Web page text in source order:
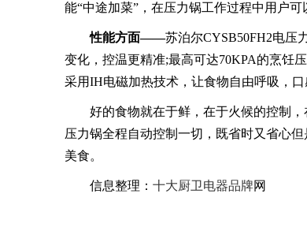
能“中途加菜”，在压力锅工作过程中用户
性能方面——苏泊尔CYSB50FH2电压
变化，控温更精准;最高可达70KPA的烹饪
采用IH电磁加热技术，让食物自由呼吸，
好的食物就在于鲜，在于火候的控制
压力锅全程自动控制一切，既省时又省心
美食。
信息整理： 十大厨卫电器品牌网